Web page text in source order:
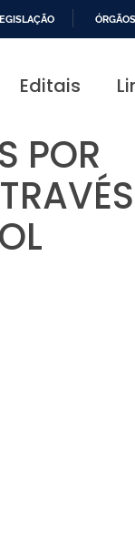
Editais
POR